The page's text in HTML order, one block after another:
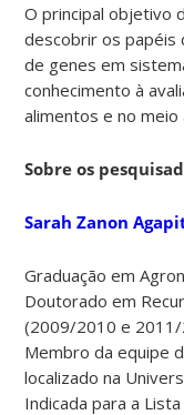
O principal objetivo
descobrir os papéis
de genes em
conhecimento à
alimentos e no meio
Sobre os
Sarah Zanon
Graduação em
Doutorado em
(2009/2010 e
Membro da equipe
localizado na
Indicada para a